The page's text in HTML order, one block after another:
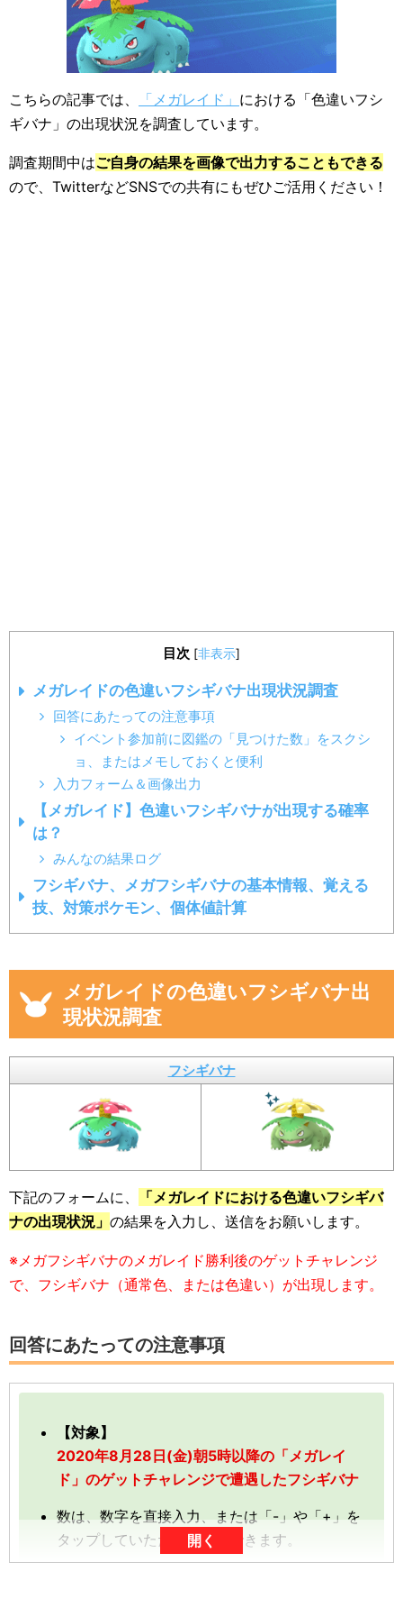
こちらの記事では、 「メガレイド」 における「色違いフシ
ギバナ」の出現状況を調査しています。
調査期間中はご自身の結果を画像で出力することもできる
ので、TwitterなどSNSでの共有にもぜひご活用ください！
目次 [非表示]
メガレイドの色違いフシギバナ出現状況調査
回答にあたっての注意事項
イベント参加前に図鑑の「見つけた数」をスクシ
ョ、またはメモしておくと便利
入力フォーム＆画像出力
【メガレイド】色違いフシギバナが出現する確率
は？
みんなの結果ログ
フシギバナ、メガフシギバナの基本情報、覚える
技、対策ポケモン、個体値計算
メガレイドの色違いフシギバナ出
現状況調査
フシギバナ
下記のフォームに、
「メガレイドにおける色違いフシギバ
ナの出現状況」 の結果を入力し、送信をお願いします。
※メガフシギバナのメガレイド勝利後のゲットチャレンジ
で、フシギバナ（通常色、または色違い）が出現します。
回答にあたっての注意事項
【対象】
2020年8月28日(金)朝5時以降の「メガレイ
ド」のゲットチャレンジで遭遇したフシギバナ
数は、数字を直接入力、または「-」や「+」を
タップしていただくと入力できます。
開く